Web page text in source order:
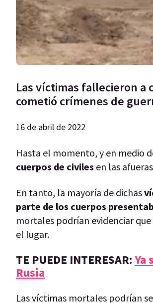
Las víctimas fallecieron a
cometió crímenes de
16 de abril de 2022
Hasta el momento, y en medio
cuerpos de civiles en las
En tanto, la mayoría de dichas
parte de los cuerpos
mortales podrían evidenciar
el lugar.
TE PUEDE INTERESAR:Ya
Rusia
Las víctimas mortales podrían